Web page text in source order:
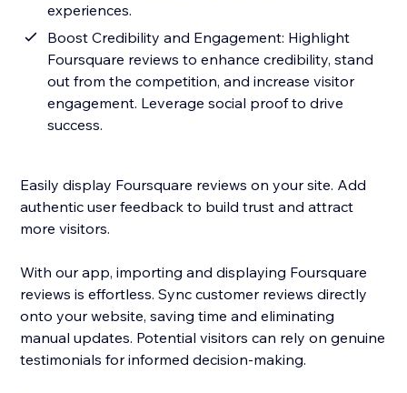
experiences.
Boost Credibility and Engagement: Highlight
Foursquare reviews to enhance credibility, stand
out from the competition, and increase visitor
engagement. Leverage social proof to drive
success.
Easily display Foursquare reviews on your site. Add
authentic user feedback to build trust and attract
more visitors.
With our app, importing and displaying Foursquare
reviews is effortless. Sync customer reviews directly
onto your website, saving time and eliminating
manual updates. Potential visitors can rely on genuine
testimonials for informed decision-making.